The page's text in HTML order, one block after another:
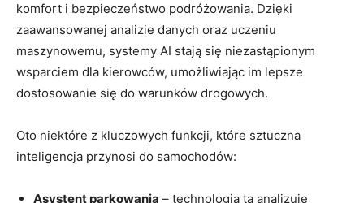
⁣komfort ‌i bezpieczeństwo‍ podróżowania. Dzięki
zaawansowanej analizie danych oraz uczeniu
maszynowemu, systemy AI stają się niezastąpionym
wsparciem dla kierowców, umożliwiając im lepsze
dostosowanie​ się do warunków drogowych.
Oto niektóre ​z kluczowych‍ funkcji, które sztuczna
inteligencja ‌przynosi‍ do⁣ samochodów:
Asystent parkowania –​ technologia ta analizuje